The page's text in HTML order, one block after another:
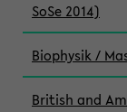
SoSe 2014)
Biophysik /
British and